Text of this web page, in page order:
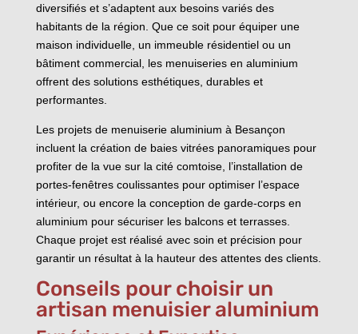
diversifiés et s’adaptent aux besoins variés des
habitants de la région. Que ce soit pour équiper une
maison individuelle, un immeuble résidentiel ou un
bâtiment commercial, les menuiseries en aluminium
offrent des solutions esthétiques, durables et
performantes.
Les projets de menuiserie aluminium à Besançon
incluent la création de baies vitrées panoramiques pour
profiter de la vue sur la cité comtoise, l’installation de
portes-fenêtres coulissantes pour optimiser l’espace
intérieur, ou encore la conception de garde-corps en
aluminium pour sécuriser les balcons et terrasses.
Chaque projet est réalisé avec soin et précision pour
garantir un résultat à la hauteur des attentes des clients.
Conseils pour choisir un
artisan menuisier aluminium